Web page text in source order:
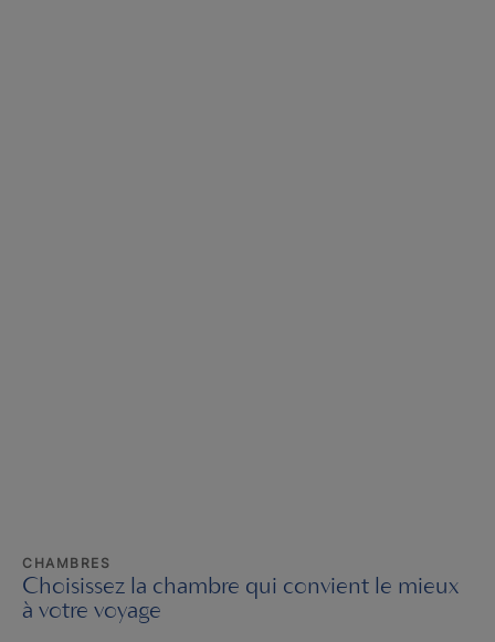
CHAMBRES
Choisissez la chambre qui convient le mieux
à votre voyage